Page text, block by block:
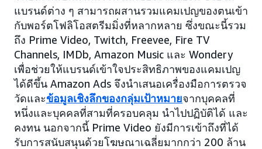
แบรนด์ต่าง ๆ สามารถผสานรวมแคมเปญของตนเข้า
กับพอร์ตโฟลิโอสตรีมมิ่งที่หลากหลาย ซึ่งขณะนี้รวม
ถึง Prime Video, Twitch, Freevee, Fire TV
Channels, IMDb, Amazon Music และ Wondery
เพื่อช่วยให้แบรนด์เข้าใจประสิทธิภาพของแคมเปญ
ได้ดีขึ้น Amazon Ads จึงนำเสนอเครื่องมือการตรวจ
วัดและข้อมูลเชิงลึกของกลุ่มเป้าหมายจากบุคคลที่
หนึ่งและบุคคลที่สามที่ครอบคลุม นำไปปฏิบัติได้ และ
คงทน นอกจากนี้ Prime Video ยังมีการเข้าถึงที่ได้
รับการสนับสนุนด้วยโฆษณาเฉลี่ยมากกว่า 200 ล้าน